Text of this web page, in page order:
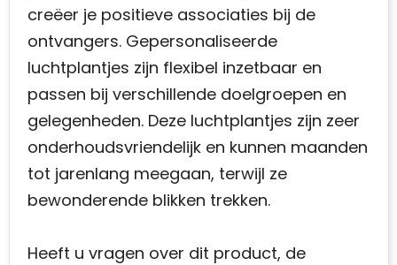
creëer je positieve associaties bij de
ontvangers. Gepersonaliseerde
luchtplantjes zijn flexibel inzetbaar en
passen bij verschillende doelgroepen en
gelegenheden. Deze luchtplantjes zijn zeer
onderhoudsvriendelijk en kunnen maanden
tot jarenlang meegaan, terwijl ze
bewonderende blikken trekken.
Heeft u vragen over dit product, de